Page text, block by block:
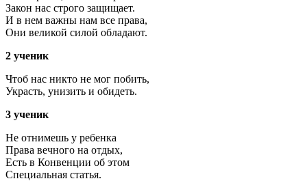
Закон нас строго защищает.
И в нем важны нам все права,
Они великой силой обладают.
2 ученик
Чтоб нас никто не мог побить,
Украсть, унизить и обидеть.
3 ученик
Не отнимешь у ребенка
Права вечного на отдых,
Есть в Конвенции об этом
Специальная статья.